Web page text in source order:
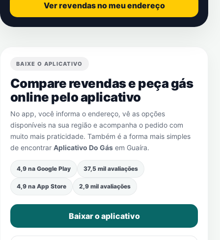
Ver revendas no meu endereço
BAIXE O APLICATIVO
Compare revendas e peça gás
online pelo aplicativo
No app, você informa o endereço, vê as opções
disponíveis na sua região e acompanha o pedido com
muito mais praticidade. Também é a forma mais simples
de encontrar Aplicativo Do Gás em Guaíra.
4,9 na Google Play 37,5 mil avaliações
4,9 na App Store 2,9 mil avaliações
Baixar o aplicativo